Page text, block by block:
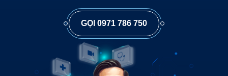
GỌI 0971 786 750